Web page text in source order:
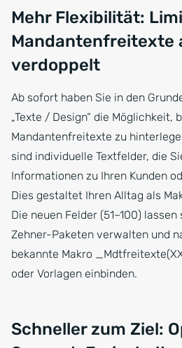
Mehr Flexibilität:
Mandantenfreitexte
verdoppelt
Ab sofort haben Sie in den
„Texte / Design“ die Möglichkeit,
Mandantenfreitexte zu
sind individuelle Textfelder, die
Informationen zu Ihren Kunden
Dies gestaltet Ihren Alltag als
Die neuen Felder (51–100)
Zehner-Paketen verwalten und
bekannte Makro
oder Vorlagen einbinden.
Schneller zum Ziel: